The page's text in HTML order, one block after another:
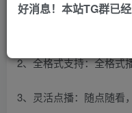
1、极速播放：边播边
2、全格式支持：全格式
3、灵活点播：随点随看
好消息！本站TG群已